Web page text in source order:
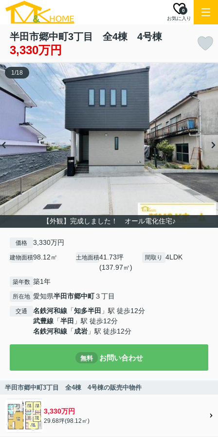
お気に入り
0
半田市郷中町3丁目 全4棟 4号棟
3,330万円
【外観】完成しました！ オール電化住宅♪
1/18
価格 3,330万円
建物面積98.12㎡ 土地面積41.73坪
(137.97㎡)
間取り 4LDK
築年数 築1年
所在地 愛知県半田市郷中町３丁目
交通 名鉄河和線 「知多半田 」駅 徒歩12分
武豊線 「半田 」駅 徒歩12分
名鉄河和線 「成岩 」駅 徒歩12分
無料 お問い合わせ
半田市郷中町3丁目 全4棟 4号棟の販売中物件
3,330万円
29.68坪(98.12㎡)